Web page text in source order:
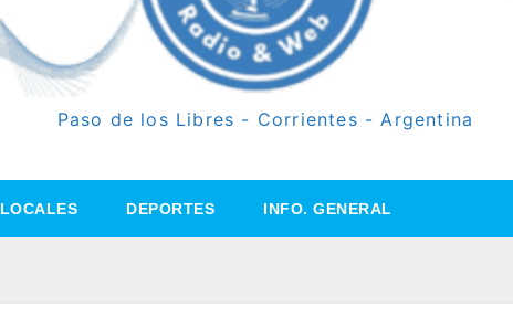
Paso de los Libres - Corrientes - Argentina
LOCALES DEPORTES INFO. GENERAL